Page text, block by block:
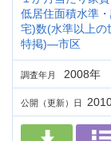
低居住面積水準
宅)数(水準以上
特掲)―市区
調査年月 2008年
公開（更新）日